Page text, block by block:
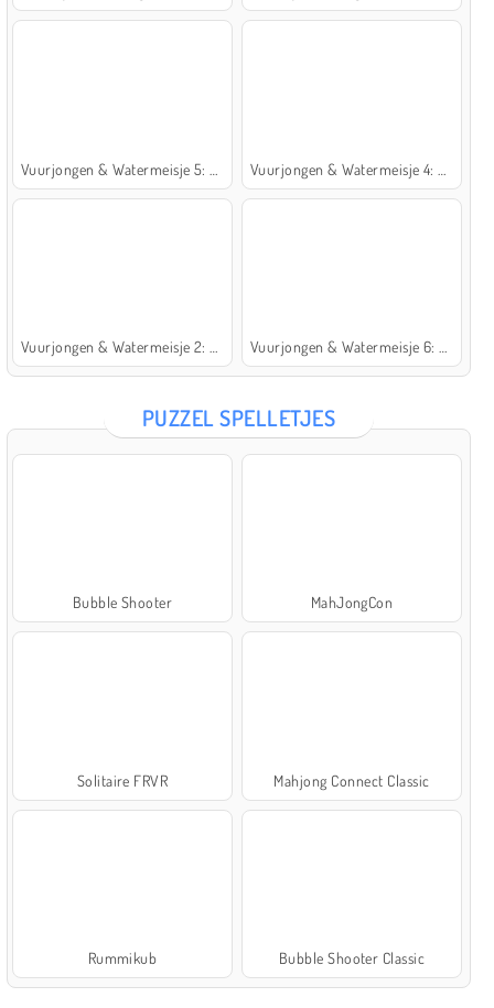
PUZZEL SPELLETJES
Bubble Shooter MahJongCon
Solitaire FRVR Mahjong Connect Classic
Rummikub Bubble Shooter Classic